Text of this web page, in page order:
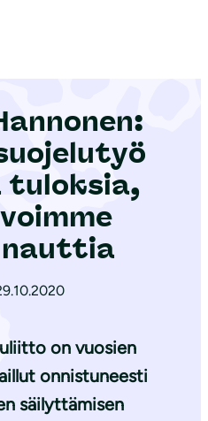
on vuosien
onnistuneesti
säilyttämisen